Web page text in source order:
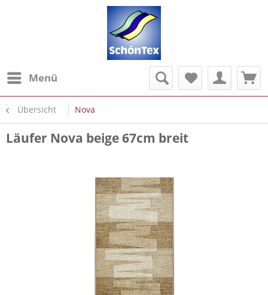
Menü
Übersicht Nova
Läufer Nova beige 67cm breit